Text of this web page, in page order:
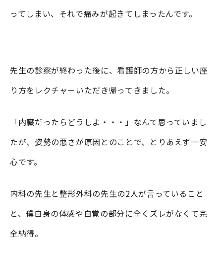
ってしまい、それで痛みが起きてしまったんです。
先生の診察が終わった後に、看護師の方から正しい座
り方をレクチャーいただき帰ってきました。
「内臓だったらどうしよ・・・」なんて思っていまし
たが、姿勢の悪さが原因とのことで、とりあえず一安
心です。
内科の先生と整形外科の先生の2人が言っていること
と、僕自身の体感や自覚の部分に全くズレがなくて完
全納得。